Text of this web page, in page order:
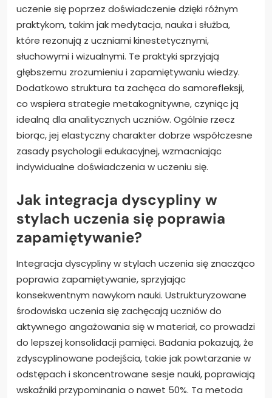
uczenie się poprzez doświadczenie dzięki różnym
praktykom, takim jak medytacja, nauka i służba,
które rezonują z uczniami kinestetycznymi,
słuchowymi i wizualnymi. Te praktyki sprzyjają
głębszemu zrozumieniu i zapamiętywaniu wiedzy.
Dodatkowo struktura ta zachęca do samorefleksji,
co wspiera strategie metakognitywne, czyniąc ją
idealną dla analitycznych uczniów. Ogólnie rzecz
biorąc, jej elastyczny charakter dobrze współczesne
zasady psychologii edukacyjnej, wzmacniając
indywidualne doświadczenia w uczeniu się.
Jak integracja dyscypliny w
stylach uczenia się poprawia
zapamiętywanie?
Integracja dyscypliny w stylach uczenia się znacząco
poprawia zapamiętywanie, sprzyjając
konsekwentnym nawykom nauki. Ustrukturyzowane
środowiska uczenia się zachęcają uczniów do
aktywnego angażowania się w materiał, co prowadzi
do lepszej konsolidacji pamięci. Badania pokazują, że
zdyscyplinowane podejścia, takie jak powtarzanie w
odstępach i skoncentrowane sesje nauki, poprawiają
wskaźniki przypominania o nawet 50%. Ta metoda